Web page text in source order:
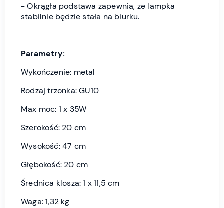
- Okrągła podstawa zapewnia, że lampka
stabilnie będzie stała na biurku.
Parametry:
Wykończenie: metal
Rodzaj trzonka: GU10
Max moc: 1 x 35W
Szerokość: 20 cm
Wysokość: 47 cm
Głębokość: 20 cm
Średnica klosza: 1 x 11,5 cm
Waga: 1,32 kg